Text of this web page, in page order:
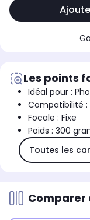
Les points
Idéal pour :
Compatibilité :
Focale : Fixe
Poids : 300
Toutes les
Comparer